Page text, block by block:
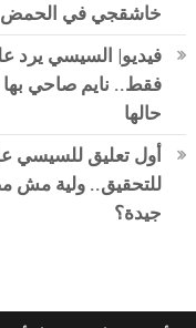
خاشقجي في الحمض
فيديو| السيسي يرد
حالها
أول تعليق للسيسي
للتحقيق.. ولية مش
جيدة؟